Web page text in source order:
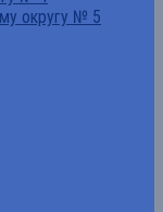
округу № 5